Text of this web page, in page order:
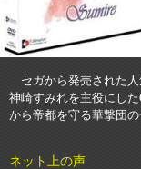
セガから発売された人
神崎すみれを主役にし
から帝都を守る華撃団
ネット上の声